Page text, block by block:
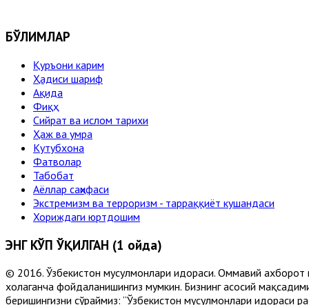
БЎЛИМЛАР
Қуръони карим
Ҳадиси шариф
Ақида
Фиқҳ
Сийрат ва ислом тарихи
Ҳаж ва умра
Кутубхона
Фатволар
Табобат
Аёллар саҳифаси
Экстремизм ва терроризм - тарраққиёт кушандаси
Хориждаги юртдошим
ЭНГ КЎП ЎҚИЛГАН (1 ойда)
© 2016. Ўзбекистон мусулмонлари идораси. Оммавий ахборот
хоҳлаганча фойдаланишингиз мумкин. Бизнинг асосий
беришингизни сўраймиз: “Ўзбекистон мусулмонлари идораси